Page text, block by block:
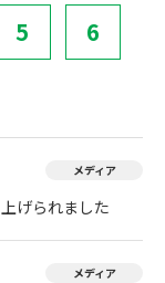
5 6
メディア
げられました
メディア